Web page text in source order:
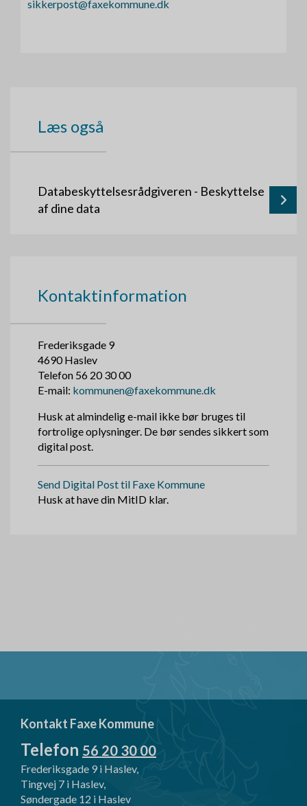
sikkerpost@faxekommune.dk
Læs også
Databeskyttelsesrådgiveren - Beskyttelse
af dine data
Kontaktinformation
Frederiksgade 9
4690 Haslev
Telefon 56 20 30 00
E-mail: kommunen@faxekommune.dk
Husk at almindelig e-mail ikke bør bruges til
fortrolige oplysninger. De bør sendes sikkert som
digital post.
Send Digital Post til Faxe Kommune
Husk at have din MitID klar.
Kontakt Faxe Kommune
Telefon 56 20 30 00
Frederiksgade 9 i Haslev,
Tingvej 7 i Haslev,
Søndergade 12 i Haslev